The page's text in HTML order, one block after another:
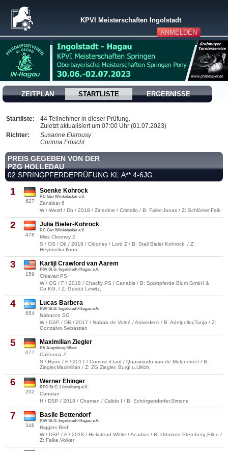
ANMELDEN
KPVI Meisterschaften Ingolstadt
ZEITPLAN STARTLISTE ERGEBNISSE
Startliste:
44 Teilnehmer in dieser Prüfung.
Zuletzt aktualisiert um 07:00 Uhr (01.07.2023)
Richter:
Susanne Elarousy
Corinna Fröschl
PREIS GEGEBEN VON DER
PZG HOLLEDAU
02 SPRINGPFERDEPRÜFUNG KL.A** 4-6JG.
1
627
Soenke Kohrock
RC Gut Winkelacker e.V.
Zansibar 6
W / Westf / Db / 2018 / Zinedine / Cristallo / B: Faller,Jonas / Z: Schlömer,Falk
2
478
Julia Bieler-Kohrock
RC Gut Winkelacker e.V.
Miss Clooney 2
S / OS / Db / 2018 / Clooney / Lord Z / B: Stall Bieler Kohrock, / Z:
Heyrovska,Ilona
3
159
Karlijl Crawford van Aarem
PSV St.G. Ingolstadt-Hagau e.V.
Chiavari PS
W / OS / F / 2018 / Chacfly PS / Canabis / B: Sportpferde Blum GmbH &
Co.KG, / Z: Gestüt Lewitz,
4
654
Lucas Barbera
PSV St.G. Ingolstadt-Hagau e.V.
Nabucco SG
W / DSP / DB / 2017 / Nabab de Voleé / Arrivederci / B: Adelpoller,Tanja / Z:
Gonzalvo,Sebastian
5
077
Maximilian Ziegler
RV Augsburg-West
California Z
S / Hann / F / 2017 / Comme il faut / Quasimodo van de Molendreef / B:
Ziegler,Maximilian / Z: ZG Ziegler, Burgi u.Ulrich,
6
202
Werner Ehinger
RFC St.G. Lützelburg e.V.
Connlan
H / DSP / 2018 / Chaman / Calido I / B: Schörgendorfer,Simone
7
348
Basile Bettendorf
PSV St.G. Ingolstadt-Hagau e.V.
Higgins Red
W / DSP / F / 2018 / Hickstead White / Acadius / B: Ortmann-Sternberg,Ellen /
Z: Falke,Volker